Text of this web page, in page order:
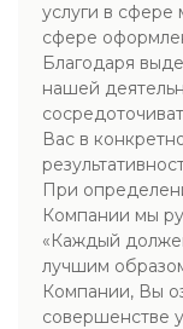
услуги в сфере
сфере
Благодаря
нашей
Вас в
При
Компании мы
«Каждый
лучшим
Компании, Вы
совершенстве